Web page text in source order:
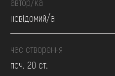
невідомий/а
час створення
поч. 20 ст.